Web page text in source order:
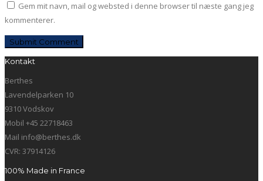
Gem mit navn, mail og websted i denne browser til næste gang jeg
kommenterer.
Kontakt
Berthes
Lavendelparken 10
9310 Vodskov
Mobil +45 22718463
Mail info@berthes.dk
CVR: 37914126
100% Made in France